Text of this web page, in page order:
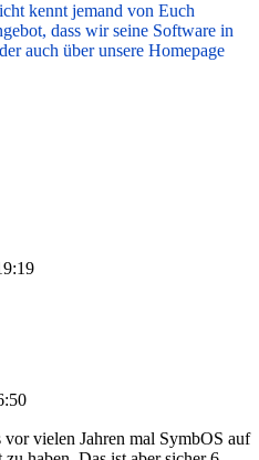
kennt jemand von Euch
dass wir seine Software in
auch über unsere Homepage
vielen Jahren mal SymbOS auf